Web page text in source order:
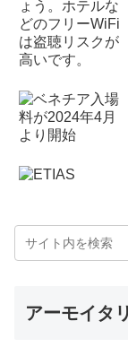
アーモイタ